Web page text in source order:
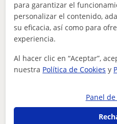
¿Hay algún error en
Tus clases particulares
Otros profesores de
para garantizar el
personalizar el contenido,
su eficacia, así como para
experiencia.
Al hacer clic en “Aceptar”,
nuestra Política de Cookies y
Panel